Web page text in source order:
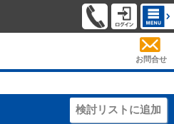
お問合せ
検討リストに追加